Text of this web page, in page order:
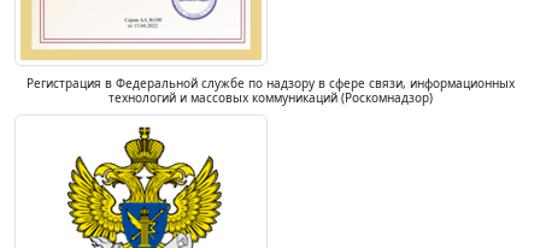
Регистрация в Федеральной службе по надзору в сфере связи, информационных
технологий и массовых коммуникаций (Роскомнадзор)